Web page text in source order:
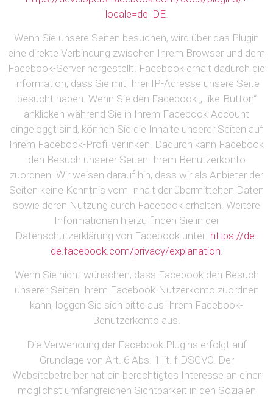
locale=de_DE.
Wenn Sie unsere Seiten besuchen, wird über das Plugin
eine direkte Verbindung zwischen Ihrem Browser und dem
Facebook-Server hergestellt. Facebook erhält dadurch die
Information, dass Sie mit Ihrer IP-Adresse unsere Seite
besucht haben. Wenn Sie den Facebook „Like-Button“
anklicken während Sie in Ihrem Facebook-Account
eingeloggt sind, können Sie die Inhalte unserer Seiten auf
Ihrem Facebook-Profil verlinken. Dadurch kann Facebook
den Besuch unserer Seiten Ihrem Benutzerkonto
zuordnen. Wir weisen darauf hin, dass wir als Anbieter der
Seiten keine Kenntnis vom Inhalt der übermittelten Daten
sowie deren Nutzung durch Facebook erhalten. Weitere
Informationen hierzu finden Sie in der
Datenschutzerklärung von Facebook unter: https://de-
de.facebook.com/privacy/explanation
Wenn Sie nicht wünschen, dass Facebook den Besuch
unserer Seiten Ihrem Facebook-Nutzerkonto zuordnen
kann, loggen Sie sich bitte aus Ihrem Facebook-
Benutzerkonto aus.
Die Verwendung der Facebook Plugins erfolgt auf
Grundlage von Art. 6 Abs. 1 lit. f DSGVO. Der
Websitebetreiber hat ein berechtigtes Interesse an einer
möglichst umfangreichen Sichtbarkeit in den Sozialen